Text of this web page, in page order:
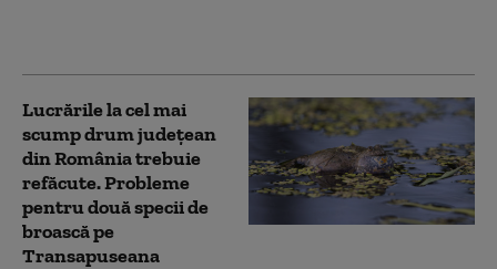
Lucrările la cel mai
scump drum județean
din România trebuie
refăcute. Probleme
pentru două specii de
broască pe
Transapuseana